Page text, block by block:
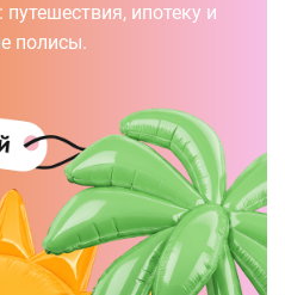
ипотеку и
полисы.